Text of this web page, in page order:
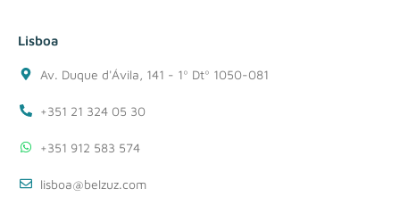
Lisboa
Av. Duque d'Ávila, 141 - 1º Dtº 1050-081
+351 21 324 05 30
+351 912 583 574
lisboa@belzuz.com